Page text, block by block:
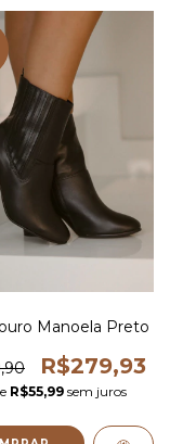
Manoela Preto
R$279,93
R$55,99 sem juros